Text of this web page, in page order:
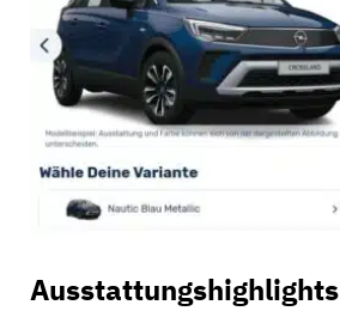
Ausstattungshighlights